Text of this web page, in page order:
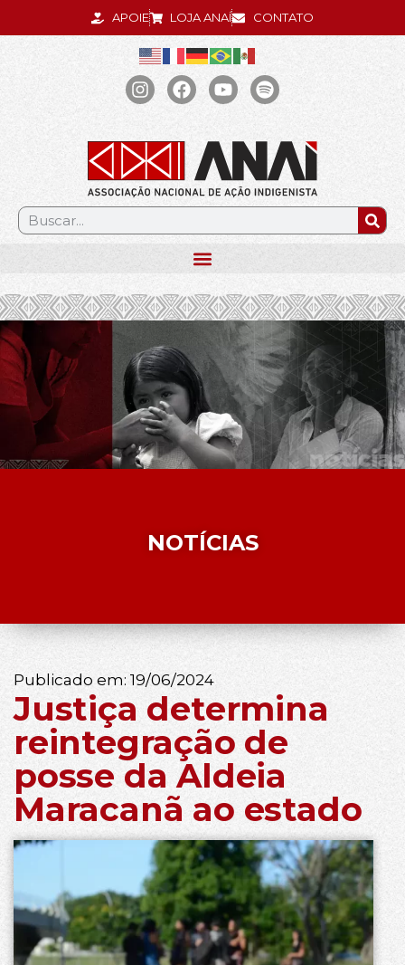
APOIE LOJA ANAÍ CONTATO
.
NOTÍCIAS
Publicado em: 19/06/2024
Justiça determina
reintegração de
posse da Aldeia
Maracanã ao estado